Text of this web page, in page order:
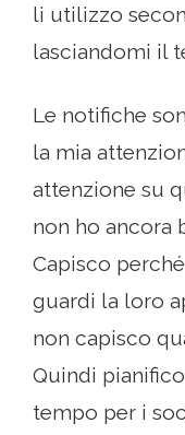
li utilizzo
lasciandomi il
Le notifiche
la mia
attenzione su
non ho ancora
Capisco
guardi la loro
non capisco
Quindi
tempo per i